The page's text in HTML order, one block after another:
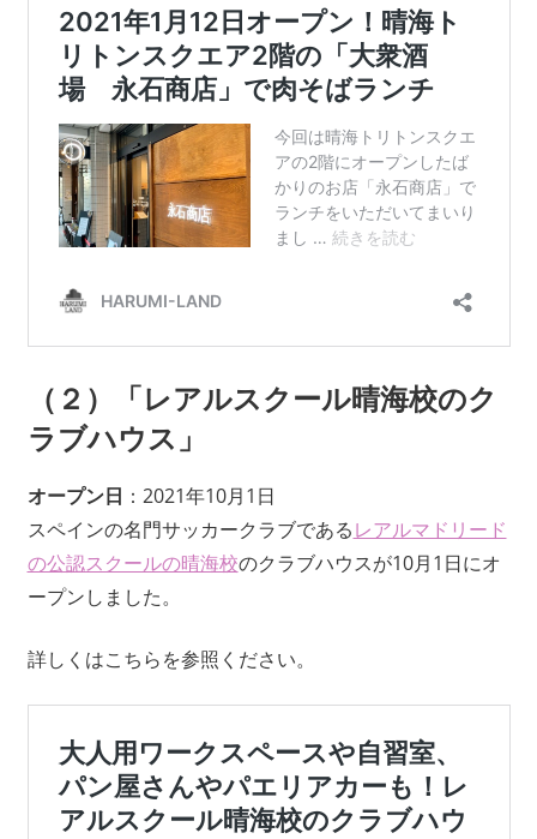
（２）「レアルスクール晴海校のク
ラブハウス 」
オープン日 ：2021年10月1日
スペインの名門サッカークラブであるレアルマドリード
の公認スクールの晴海校のクラブハウスが10月1日にオ
ープンしました。
詳しくはこちらを参照ください。